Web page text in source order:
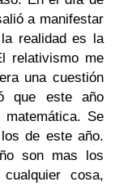
a manifestar
realidad es la
relativismo me
una cuestión
que este año
Se
de este año.
son mas los
cosa,